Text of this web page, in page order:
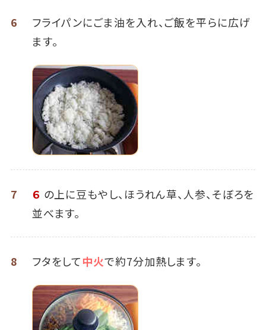
6
フライパンにごま油を入れ、ご飯を平らに広げ
ます。
7 ６ の上に豆もやし、ほうれん草、人参、そぼろを
並べます。
8 フタをして中火で約7分加熱します。